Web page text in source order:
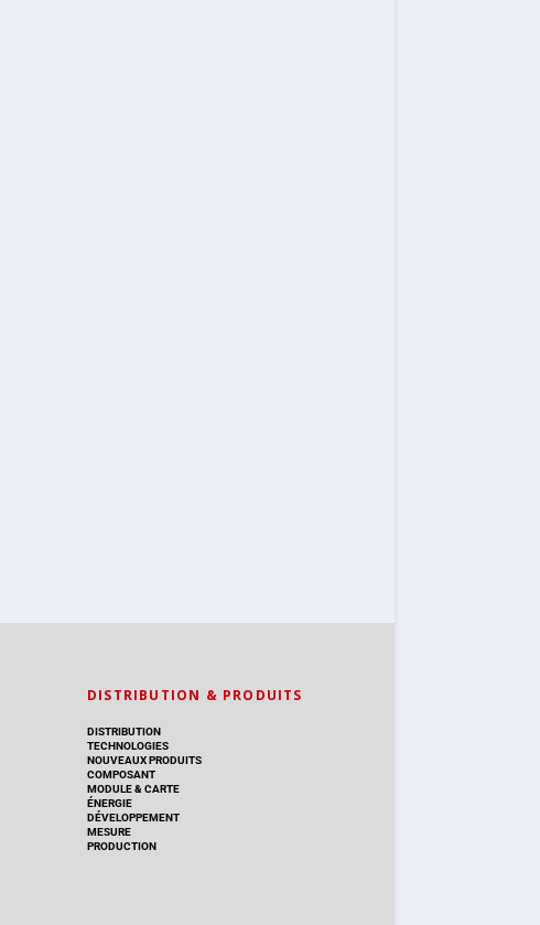
DISTRIBUTION & PRODUITS
DISTRIBUTION
TECHNOLOGIES
NOUVEAUX PRODUITS
COMPOSANT
MODULE & CARTE
ÉNERGIE
DÉVELOPPEMENT
MESURE
PRODUCTION